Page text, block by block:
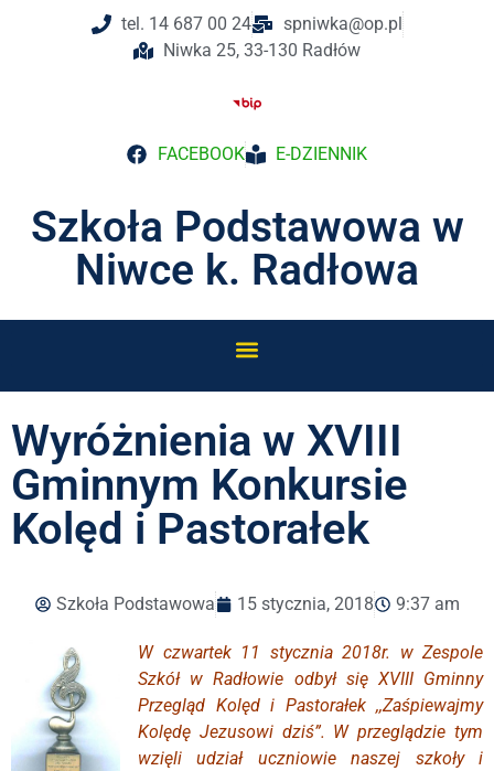
tel. 14 687 00 24
spniwka@op.pl
Niwka 25, 33-130 Radłów
FACEBOOK E-DZIENNIK
Szkoła Podstawowa w
Niwce k. Radłowa
Wyróżnienia w XVIII
Gminnym Konkursie
Kolęd i Pastorałek
Szkoła Podstawowa 15 stycznia, 2018 9:37 am
W czwartek 11 stycznia 2018r. w Zespole
Szkół w Radłowie odbył się XVIII Gminny
Przegląd Kolęd i Pastorałek ,,Zaśpiewajmy
Kolędę Jezusowi dziś”. W przeglądzie tym
wzięli udział uczniowie naszej szkoły i